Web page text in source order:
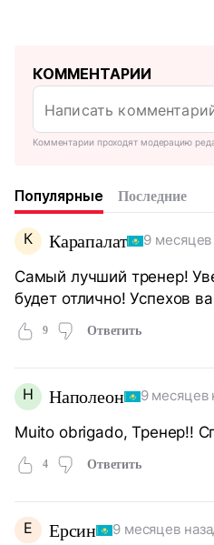
КОММЕНТАРИИ
Комментарии проходят модерацию
Популярные Последние
К Карапалат 9 месяцев
Самый лучший тренер!
будет отлично! Успехов
9 Ответить
Н Наполеон 9 месяцев
Muito obrigado, Тренер!!
4 Ответить
Е Ерсин 9 месяцев